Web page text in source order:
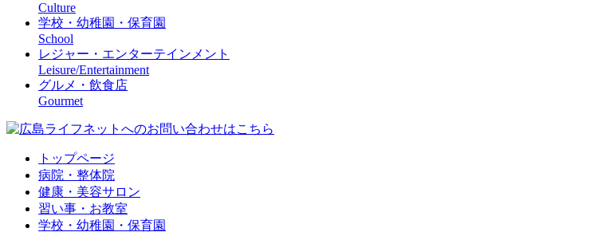
Culture
学校・幼稚園・保育園
School
レジャー・エンターテインメント
Leisure/Entertainment
グルメ・飲食店
Gourmet
トップページ
病院・整体院
健康・美容サロン
習い事・お教室
学校・幼稚園・保育園